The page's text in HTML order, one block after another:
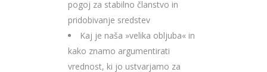
pogoj za stabilno članstvo in
pridobivanje sredstev
Kaj je naša »velika obljuba« in
kako znamo argumentirati
vrednost, ki jo ustvarjamo za